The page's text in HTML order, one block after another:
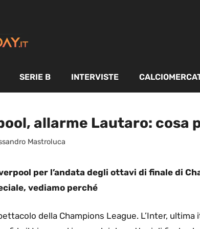
SERIE B INTERVISTE
allarme Lautaro: cosa
Mastroluca
per l’andata degli ottavi di finale di
vediamo perché
della Champions League. L’Inter,